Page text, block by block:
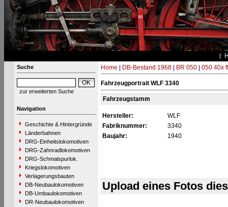
Suche
zur erweiterten Suche
Navigation
Geschichte & Hintergründe
Länderbahnen
DRG-Einheitslokomotiven
DRG-Zahnradlokomotiven
DRG-Schmalspurlok.
Kriegslokomotiven
Verlagerungsbauten
DB-Neubaulokomotiven
DB-Umbaulokomotiven
DR-Neubaulokomotiven
Home DB-Bestand 1968| BR 050| 050 40x ff
Fahrzeugportrait WLF 3340
Fahrzeugstamm
Hersteller:
WLF
Fabriknummer:
3340
Baujahr:
1940
Upload eines Fotos